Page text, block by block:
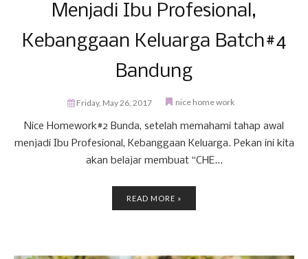
Menjadi Ibu Profesional,
Kebanggaan Keluarga Batch#4
Bandung
Friday, May 26, 2017 nice home work
Nice Homework#2 Bunda, setelah memahami tahap awal
menjadi Ibu Profesional, Kebanggaan Keluarga. Pekan ini kita
akan belajar membuat “CHE...
READ MORE »